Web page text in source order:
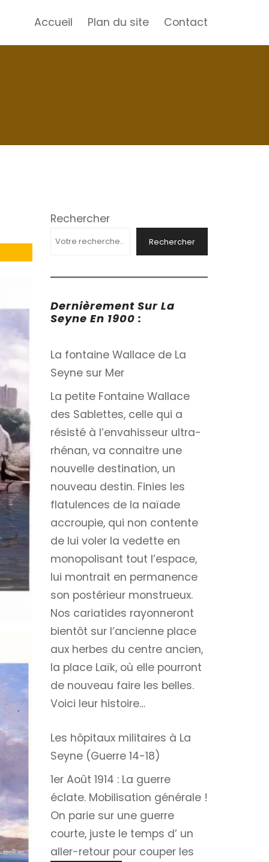
Accueil Plan du site Contact
Rechercher
Rechercher
Dernièrement Sur La
Seyne En 1900 :
La fontaine Wallace de La
Seyne sur Mer
La petite Fontaine Wallace
des Sablettes, celle qui a
résisté à l’envahisseur ultra-
rhénan, va connaitre une
nouvelle destination, un
nouveau destin. Finies les
flatulences de la naïade
accroupie, qui non contente
de lui voler la vedette en
monopolisant tout l’espace,
lui montrait en permanence
son postérieur monstrueux.
Nos cariatides rayonneront
bientôt sur l’ancienne place
aux herbes du centre ancien,
la place Laïk, où elle pourront
de nouveau faire les belles.
Voici leur histoire…
Les hôpitaux militaires à La
Seyne (Guerre 14-18)
1er Août 1914 : La guerre
éclate. Mobilisation générale !
On parie sur une guerre
courte, juste le temps d’ un
aller-retour pour couper les